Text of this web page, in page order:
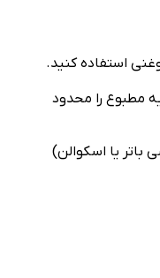
استفاده کنید.
مطبوع را محدود
یا اسکوالن)